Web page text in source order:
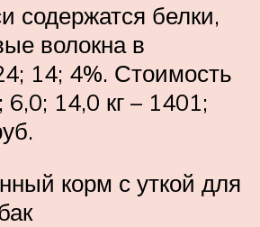
содержатся белки,
волокна в
14; 4%. Стоимость
6,0; 14,0 кг – 1401;
корм с уткой для